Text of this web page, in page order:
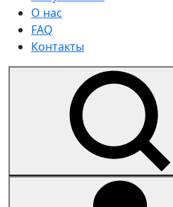
О нас
FAQ
Контакты